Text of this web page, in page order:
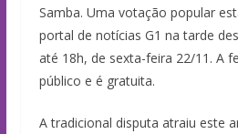
Samba. Uma votação popular
portal de notícias G1 na tarde
até 18h, de sexta-feira 22/11. A
público e é gratuita.
A tradicional disputa atraiu este